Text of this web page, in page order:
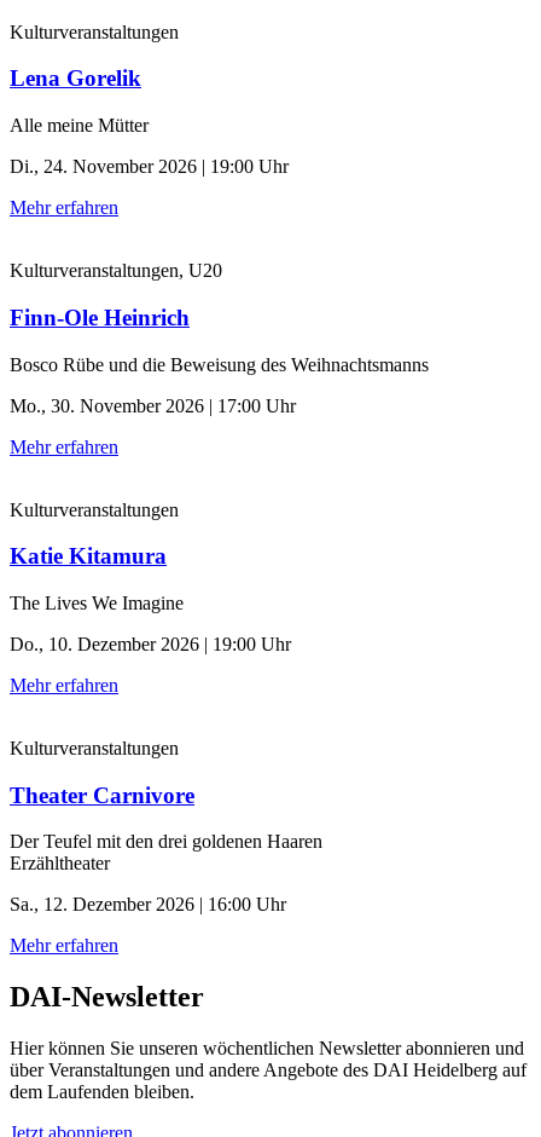
Kulturveranstaltungen
Lena Gorelik
Alle meine Mütter
Di., 24. November 2026 | 19:00 Uhr
Mehr erfahren
Kulturveranstaltungen, U20
Finn-Ole Heinrich
Bosco Rübe und die Beweisung des Weihnachtsmanns
Mo., 30. November 2026 | 17:00 Uhr
Mehr erfahren
Kulturveranstaltungen
Katie Kitamura
The Lives We Imagine
Do., 10. Dezember 2026 | 19:00 Uhr
Mehr erfahren
Kulturveranstaltungen
Theater Carnivore
Der Teufel mit den drei goldenen Haaren
Erzähltheater
Sa., 12. Dezember 2026 | 16:00 Uhr
Mehr erfahren
DAI-Newsletter
Hier können Sie unseren wöchentlichen Newsletter abonnieren und
über Veranstaltungen und andere Angebote des DAI Heidelberg auf
dem Laufenden bleiben.